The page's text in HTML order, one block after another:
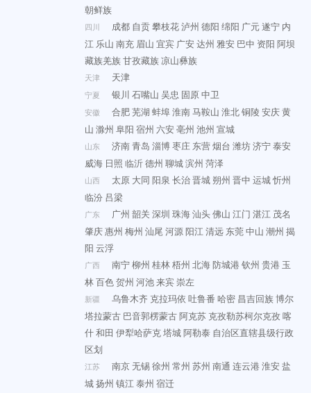
朝鲜族
四川 成都 自贡攀枝花泸州 德阳 绵阳 广元遂宁 内
江 乐山 南充 眉山 宜宾 广安达州 雅安 巴中 资阳 阿坝
藏族羌族甘孜藏族凉山彝族
天津 天津
宁夏 银川 石嘴山 吴忠 固原中卫
安徽 合肥芜湖 蚌埠淮南马鞍山 淮北铜陵 安庆黄
山 滁州 阜阳 宿州 六安亳州 池州 宣城
山东 济南青岛 淄博枣庄 东营烟台 潍坊济宁泰安
威海 日照 临沂德州 聊城滨州 菏泽
山西 太原 大同 阳泉 长治晋城朔州 晋中 运城忻州
临汾 吕梁
广东 广州 韶关 深圳 珠海汕头佛山 江门 湛江 茂名
肇庆惠州 梅州 汕尾 河源阳江清远 东莞中山 潮州 揭
阳 云浮
广西 南宁柳州 桂林梧州 北海防城港钦州 贵港 玉
林百色贺州 河池来宾崇左
新疆 乌鲁木齐 克拉玛依 吐鲁番 哈密 昌吉回族博尔
塔拉蒙古 巴音郭楞蒙古阿克苏 克孜勒苏柯尔克孜喀
什和田 伊犁哈萨克塔城阿勒泰 自治区直辖县级行政
区划
江苏 南京无锡徐州 常州 苏州 南通 连云港淮安盐
城扬州 镇江泰州 宿迁